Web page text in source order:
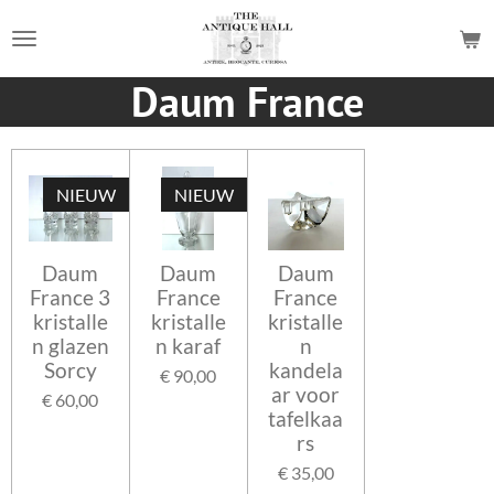
direct
naar
hoofdinhoud
Daum France
NIEUW
Daum
France 3
kristalle
n glazen
Sorcy
€ 60,00
NIEUW
Daum
France
kristalle
n karaf
€ 90,00
Daum
France
kristalle
n
kandela
ar voor
tafelkaa
rs
€ 35,00